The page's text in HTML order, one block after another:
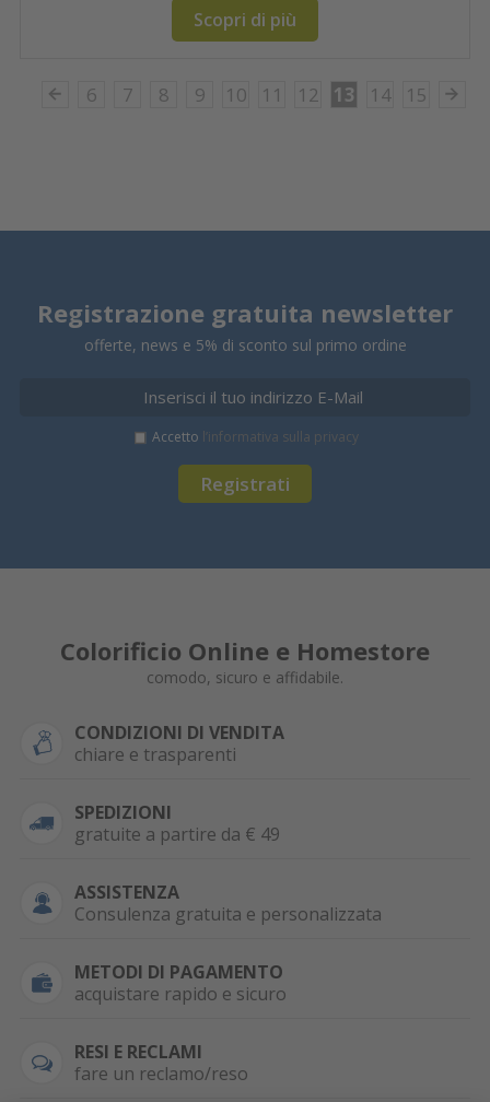
Scopri di più
6 7 8 9 10 11 12 13 14 15
Registrazione gratuita newsletter
offerte, news e 5% di sconto sul primo ordine
Registrati
Accetto l’informativa sulla privacy
Colorificio Online e Homestore
comodo, sicuro e affidabile.
CONDIZIONI DI VENDITA
chiare e trasparenti
SPEDIZIONI
gratuite a partire da € 49
ASSISTENZA
Consulenza gratuita e personalizzata
METODI DI PAGAMENTO
acquistare rapido e sicuro
RESI E RECLAMI
fare un reclamo/reso